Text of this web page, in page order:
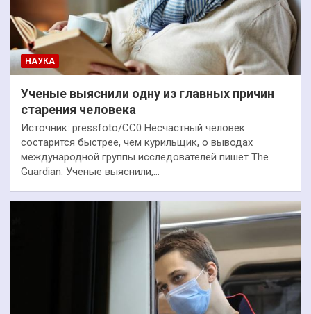
НАУКА
Ученые выяснили одну из главных причин
старения человека
Источник: pressfoto/CC0 Несчастный человек
состарится быстрее, чем курильщик, о выводах
международной группы исследователей пишет The
Guardian. Ученые выяснили,…